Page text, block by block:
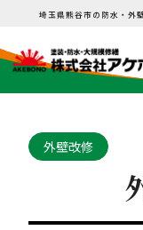
を
埼玉県熊谷市の防水・外
外壁改修